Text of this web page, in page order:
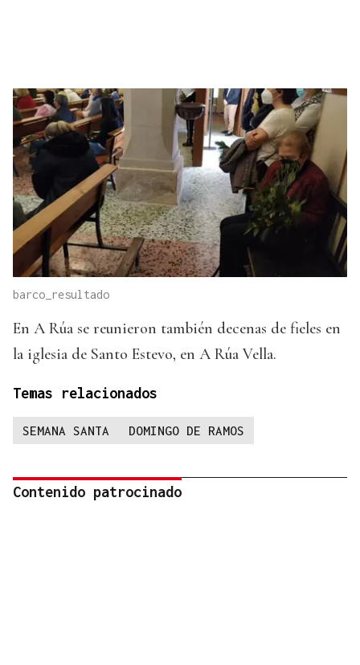
barco_resultado
En A Rúa se reunieron también decenas de fieles en
la iglesia de Santo Estevo, en A Rúa Vella.
Temas relacionados
SEMANA SANTA DOMINGO DE RAMOS
Contenido patrocinado